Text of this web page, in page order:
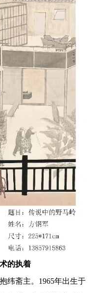
的执着
纬斋主。1965年出生于